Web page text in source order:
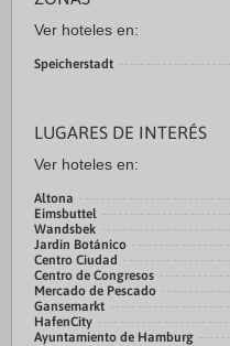
Ver hoteles en:
Speicherstadt
LUGARES DE INTERÉS
Ver hoteles en:
Altona
Eimsbuttel
Wandsbek
Jardín Botánico
Centro Ciudad
Centro de Congresos
Mercado de Pescado
Gansemarkt
HafenCity
Ayuntamiento de Hamburg